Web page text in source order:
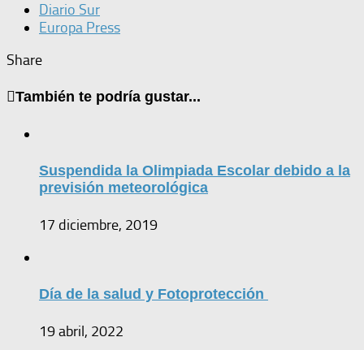
Diario Sur
Europa Press
Share
También te podría gustar...
Suspendida la Olimpiada Escolar debido a la
previsión meteorológica
17 diciembre, 2019
Día de la salud y Fotoprotección
19 abril, 2022